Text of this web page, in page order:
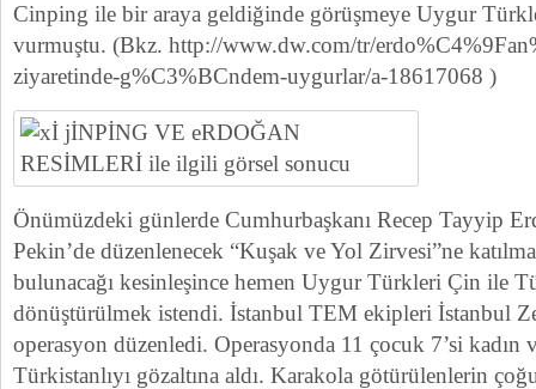
Cinping ile bir araya geldiğinde görüşmeye Uygur
vurmuştu. (Bkz. http://www.dw.com/tr/
ziyaretinde-g%C3%BCndem-uygurlar/a-18617068 )
Önümüzdeki günlerde Cumhurbaşkanı Recep Tayyip
Pekin’de düzenlenecek “Kuşak ve Yol Zirvesi”ne
bulunacağı kesinleşince hemen Uygur Türkleri Çin ile
dönüştürülmek istendi. İstanbul TEM ekipleri İstanbul
operasyon düzenledi. Operasyonda 11 çocuk 7’si kadın
Türkistanlıyı gözaltına aldı. Karakola götürülenlerin